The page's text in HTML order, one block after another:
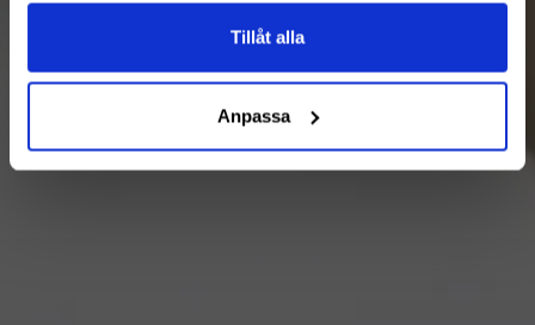
Tillåt alla
Anpassa